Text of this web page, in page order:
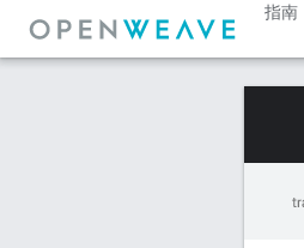
指南